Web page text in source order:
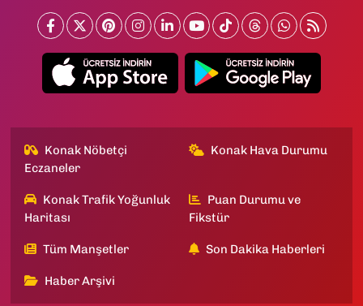
Konak Nöbetçi
Eczaneler
Konak Hava Durumu
Konak Trafik Yoğunluk
Haritası
Puan Durumu ve
Fikstür
Tüm Manşetler Son Dakika Haberleri
Haber Arşivi